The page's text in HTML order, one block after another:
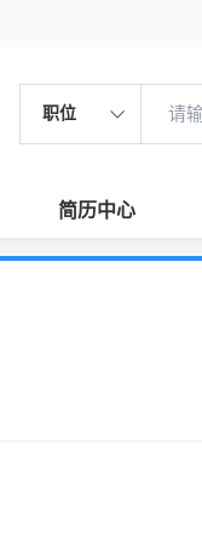
职位
简历中心